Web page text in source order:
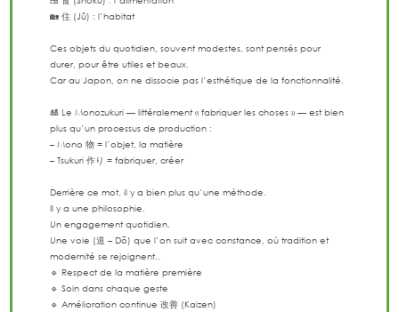
🏡 住 (Jû) : l’habitat
Ces objets du quotidien, souvent modestes, sont pensés pour
durer, pour être utiles et beaux.
Car au Japon, on ne dissocie pas l’esthétique de la fonctionnalité.
🎎 Le Monozukuri — littéralement « fabriquer les choses » — est bien
plus qu’un processus de production :
– Mono 物 = l’objet, la matière
– Tsukuri 作り = fabriquer, créer
Derrière ce mot, il y a bien plus qu’une méthode.
Il y a une philosophie.
Un engagement quotidien.
Une voie (道 – Dō) que l’on suit avec constance, où tradition et
modernité se rejoignent..
🔹 Respect de la matière première
🔹 Soin dans chaque geste
🔹 Amélioration continue 改善 (Kaizen)